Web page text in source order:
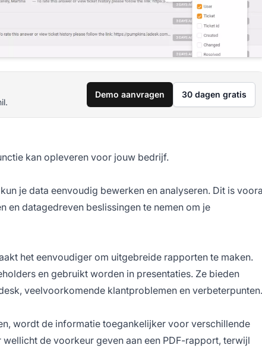
Demo aanvragen 30 dagen gratis
kan opleveren voor jouw bedrijf.
je data eenvoudig bewerken en analyseren. Dit is
en datagedreven beslissingen te nemen om je
het eenvoudiger om uitgebreide rapporten te maken.
en gebruikt worden in presentaties. Ze bieden
veelvoorkomende klantproblemen en verbeterpunten.
wordt de informatie toegankelijker voor verschillende
de voorkeur geven aan een PDF-rapport, terwijl